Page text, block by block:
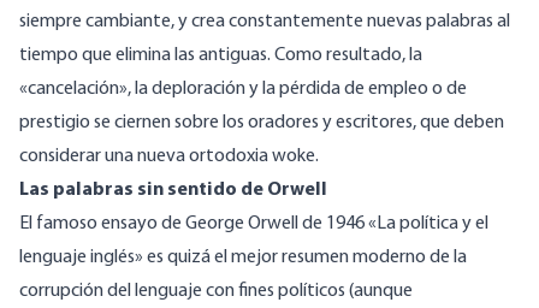
siempre cambiante, y crea constantemente nuevas palabras al
tiempo que elimina las antiguas. Como resultado, la
«cancelación», la deploración y la pérdida de empleo o de
prestigio se ciernen sobre los oradores y escritores, que deben
considerar una nueva ortodoxia woke.
Las palabras sin sentido de Orwell
El famoso ensayo de George Orwell de 1946 «La política y el
lenguaje inglés» es quizá el mejor resumen moderno de la
corrupción del lenguaje con fines políticos (aunque